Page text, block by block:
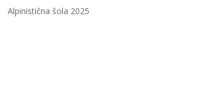
Alpinistična šola 2025